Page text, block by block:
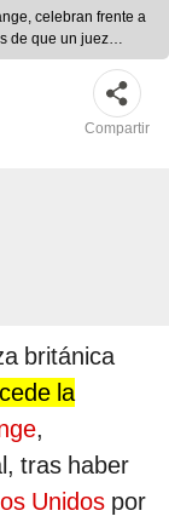
celebran frente a
de que un juez
Foto: AFP
Compartir
británica
la
,
tras haber
Unidos por